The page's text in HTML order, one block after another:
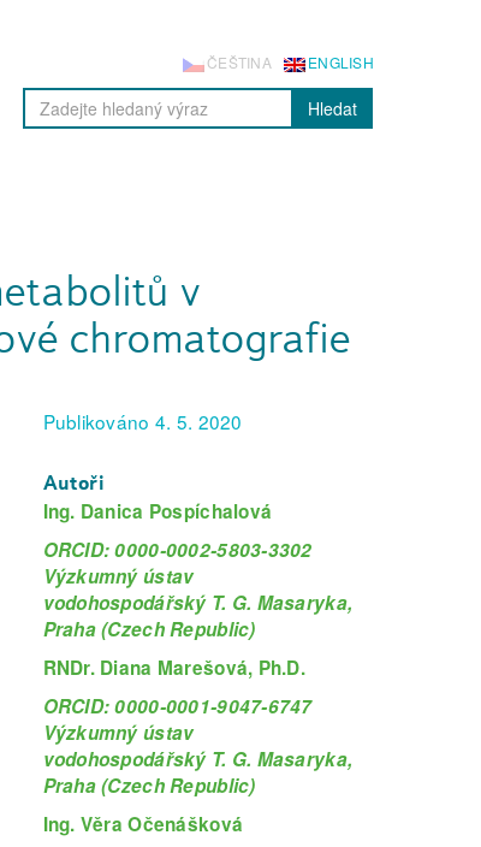
ENGLISH
ČEŠTINA
Hledat
v
chromatografie
Publikováno 4. 5. 2020
Autoři
Ing. Danica Pospíchalová
ORCID: 0000-0002-5803-3302
Výzkumný ústav
vodohospodářský T. G. Masaryka,
Praha (Czech Republic)
RNDr. Diana Marešová, Ph.D.
ORCID: 0000-0001-9047-6747
Výzkumný ústav
vodohospodářský T. G. Masaryka,
Praha (Czech Republic)
Ing. Věra Očenášková